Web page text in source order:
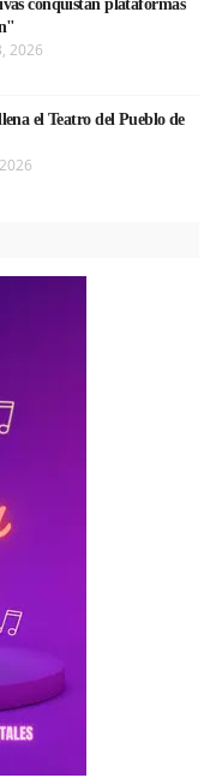
conquistan plataformas
2026
el Teatro del Pueblo de